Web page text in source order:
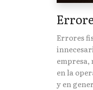
Errores
empresa,
en la
y en